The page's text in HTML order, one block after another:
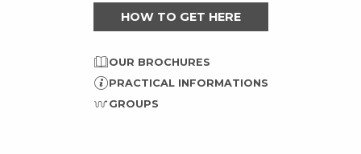
HOW TO GET HERE
OUR BROCHURES
PRACTICAL INFORMATIONS
GROUPS